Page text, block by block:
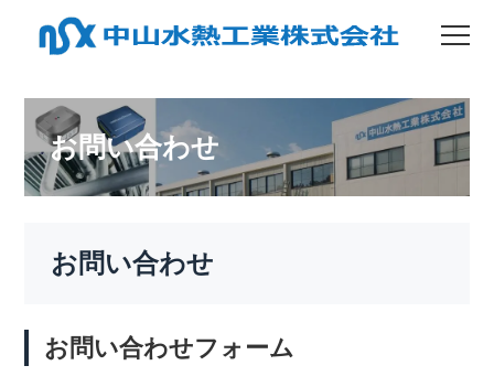
お問い合わせ
お問い合わせ
お問い合わせフォーム